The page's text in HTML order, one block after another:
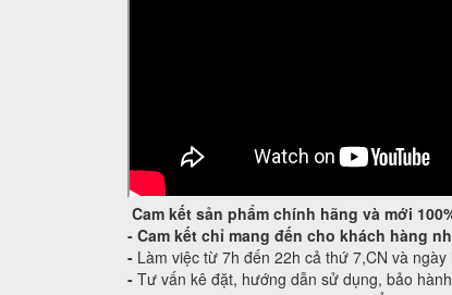
Cam kết sản phẩm chính hãng và mới
- Cam kết chỉ mang đến cho khách hàng
- Làm việc từ 7h đến 22h cả thứ 7,CN và ngày
- Tư vấn kê đặt, hướng dẫn sử dụng, bảo